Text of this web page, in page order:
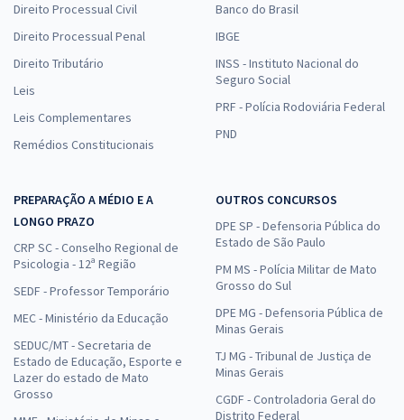
Direito Processual Civil
Direito Processual Penal
Direito Tributário
Leis
Leis Complementares
Remédios Constitucionais
Banco do Brasil
IBGE
INSS - Instituto Nacional do
Seguro Social
PRF - Polícia Rodoviária Federal
PND
PREPARAÇÃO A MÉDIO E A
LONGO PRAZO
CRP SC - Conselho Regional de
Psicologia - 12ª Região
SEDF - Professor Temporário
MEC - Ministério da Educação
SEDUC/MT - Secretaria de
Estado de Educação, Esporte e
Lazer do estado de Mato
Grosso
OUTROS CONCURSOS
DPE SP - Defensoria Pública do
Estado de São Paulo
PM MS - Polícia Militar de Mato
Grosso do Sul
DPE MG - Defensoria Pública de
Minas Gerais
TJ MG - Tribunal de Justiça de
Minas Gerais
CGDF - Controladoria Geral do
Distrito Federal